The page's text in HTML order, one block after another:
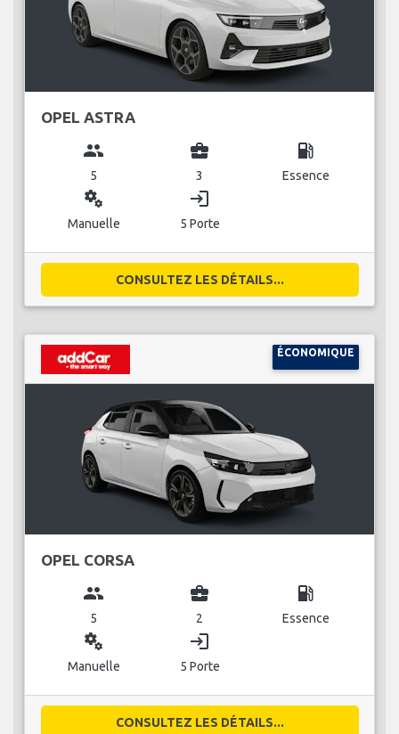
OPEL ASTRA
group
5
business_center
3
local_gas_station
Essence
miscellaneous_services
Manuelle
login
5 Porte
CONSULTEZ LES DÉTAILS...
ÉCONOMIQUE
OPEL CORSA
group
5
business_center
2
local_gas_station
Essence
miscellaneous_services
Manuelle
login
5 Porte
CONSULTEZ LES DÉTAILS...